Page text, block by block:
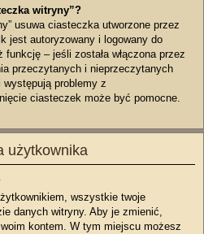
witryny”?
usuwa ciasteczka utworzone przez
jest autoryzowany i logowany do
– jeśli została włączona przez
przeczytanych i nieprzeczytanych
problemy z
ciasteczek może być pomocne.
użytkownika
wszystkie twoje
danych witryny. Aby je zmienić,
kontem. W tym miejscu możesz